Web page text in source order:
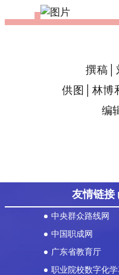
撰稿│
供图│林博
编
友情链接
中央群众路线网
中国职成网
广东省教育厅
职业院校数字化